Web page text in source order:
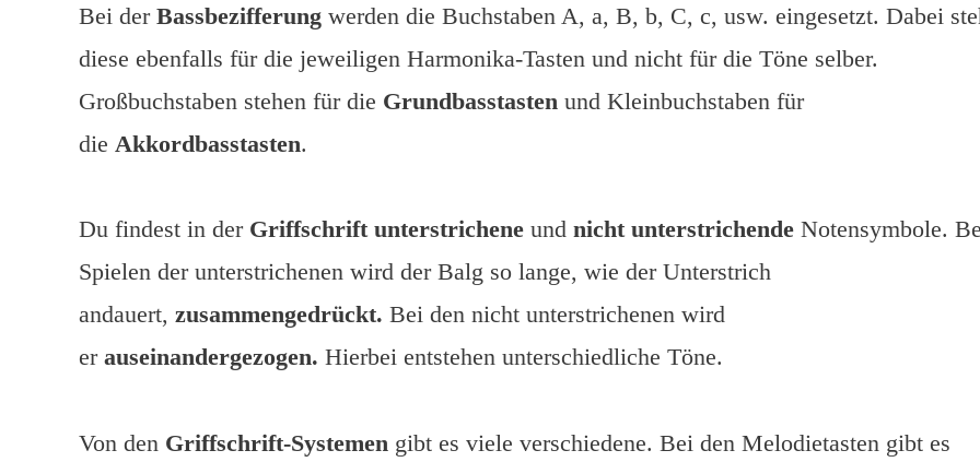
Bei der Bassbezifferung werden die Buchstaben A, a, B, b, C, c, usw. eingesetzt. Dabei
diese ebenfalls für die jeweiligen Harmonika-Tasten und nicht für die Töne selber.
Großbuchstaben stehen für die Grundbasstasten und Kleinbuchstaben für
die Akkordbasstasten.
Du findest in der Griffschrift unterstrichene und nicht unterstrichende Notensymbole.
Spielen der unterstrichenen wird der Balg so lange, wie der Unterstrich
andauert, zusammengedrückt. Bei den nicht unterstrichenen wird
er auseinandergezogen. Hierbei entstehen unterschiedliche Töne.
Von den Griffschrift-Systemen gibt es viele verschiedene. Bei den Melodietasten gibt es